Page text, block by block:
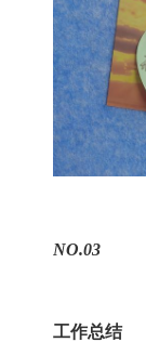
NO.03
工作总结